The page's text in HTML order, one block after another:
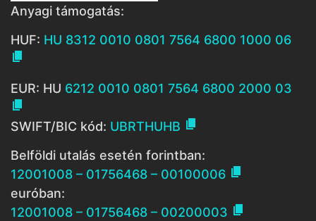
Anyagi támogatás:
HUF: HU 8312 0010 0801 7564 6800 1000 06

EUR: HU 6212 0010 0801 7564 6800 2000 03

SWIFT/BIC kód: UBRTHUHB 
Belföldi utalás esetén forintban:
12001008 – 01756468 – 00100006 
euróban:
12001008 – 01756468 – 00200003 